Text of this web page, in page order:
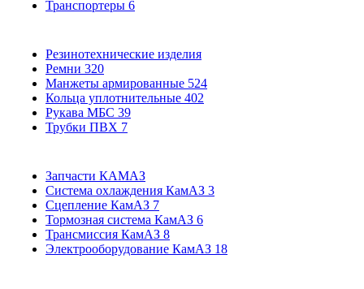
Транспортеры 6
Резинотехнические изделия
Ремни 320
Манжеты армированные 524
Кольца уплотнительные 402
Рукава МБС 39
Трубки ПВХ 7
Запчасти КАМАЗ
Система охлаждения КамАЗ 3
Сцепление КамАЗ 7
Тормозная система КамАЗ 6
Трансмиссия КамАЗ 8
Электрооборудование КамАЗ 18